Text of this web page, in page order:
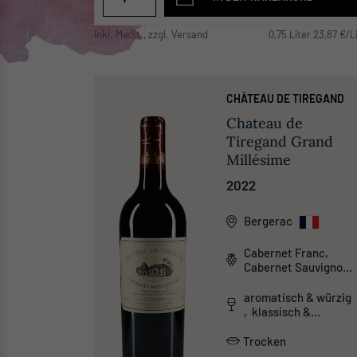
inkl. MwSt., zzgl. Versand 0,75 Liter 23,87 €/
CHÂTEAU DE TIREGAND
Chateau de
Tiregand Grand
Millésime
2022
Bergerac
Cabernet Franc,
Cabernet Sauvignon,
aromatisch & würzig
, klassisch &
tanninreich & schwer
Trocken